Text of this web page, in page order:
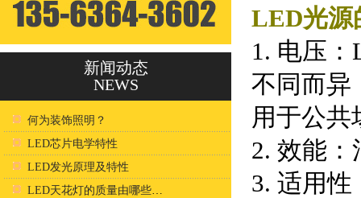
新闻动态
NEWS
何为装饰照明？
LED芯片电学特性
LED发光原理及特性
LED天花灯的质量由哪些因素决定？
LED光源
1. 电压
不同而异
用于公共
2. 效能
3. 适用